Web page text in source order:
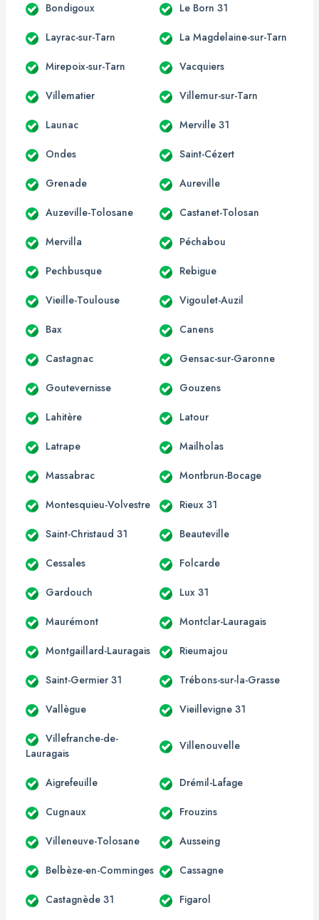
Bondigoux Le Born 31
Layrac-sur-Tarn La Magdelaine-sur-Tarn
Mirepoix-sur-Tarn Vacquiers
Villematier Villemur-sur-Tarn
Launac Merville 31
Ondes Saint-Cézert
Grenade Aureville
Auzeville-Tolosane Castanet-Tolosan
Mervilla Péchabou
Pechbusque Rebigue
Vieille-Toulouse Vigoulet-Auzil
Bax Canens
Castagnac Gensac-sur-Garonne
Goutevernisse Gouzens
Lahitère Latour
Latrape Mailholas
Massabrac Montbrun-Bocage
Montesquieu-Volvestre Rieux 31
Saint-Christaud 31 Beauteville
Cessales Folcarde
Gardouch Lux 31
Maurémont Montclar-Lauragais
Montgaillard-Lauragais Rieumajou
Saint-Germier 31 Trébons-sur-la-Grasse
Vallègue Vieillevigne 31
Villefranche-de-
Lauragais
Villenouvelle
Aigrefeuille Drémil-Lafage
Cugnaux Frouzins
Villeneuve-Tolosane Ausseing
Belbèze-en-Comminges Cassagne
Castagnède 31 Figarol